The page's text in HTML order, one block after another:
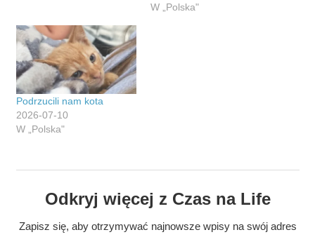
W „Polska"
Podrzucili nam kota
2026-07-10
W „Polska"
Odkryj więcej z Czas na Life
Zapisz się, aby otrzymywać najnowsze wpisy na swój adres